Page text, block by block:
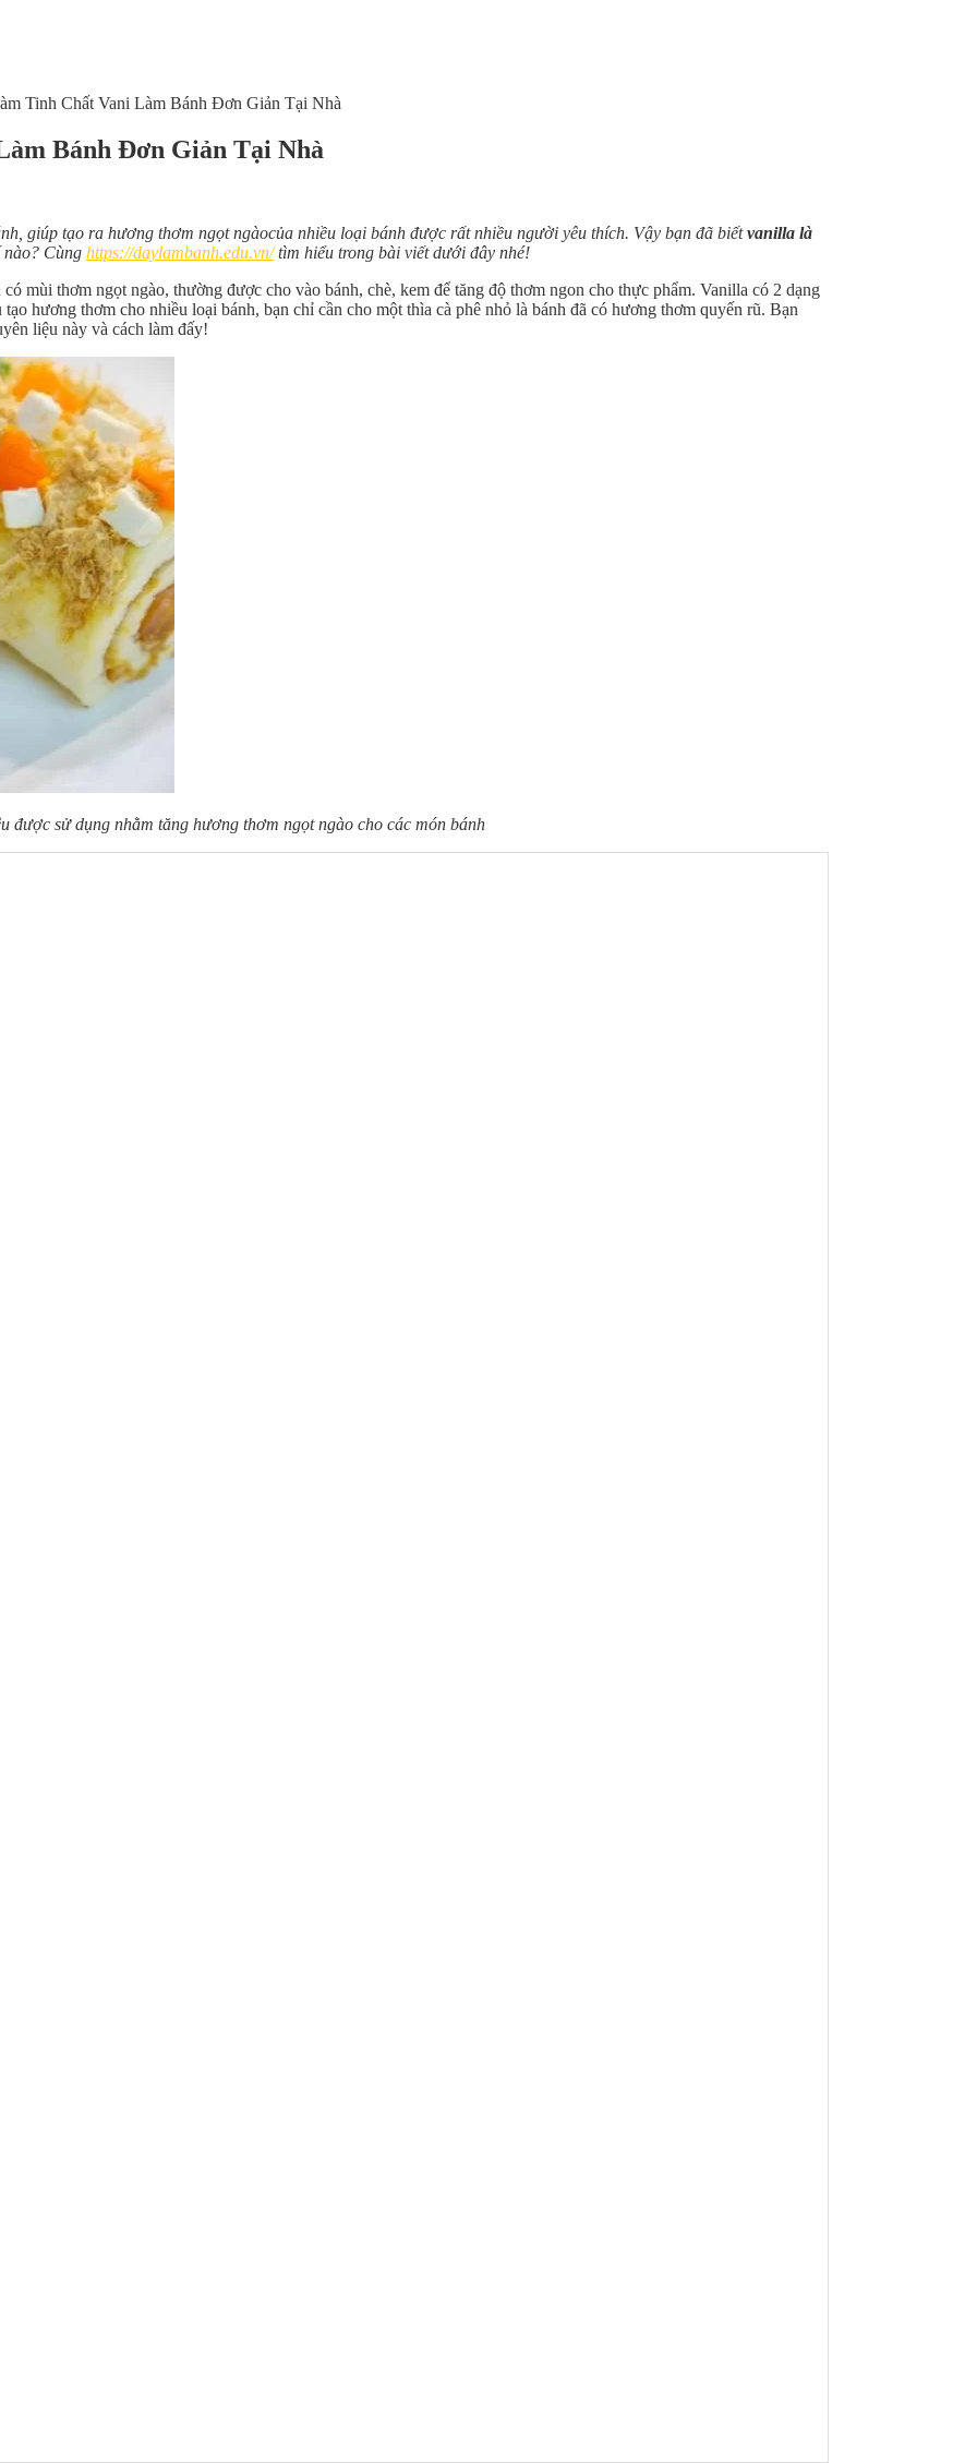
Tinh Chất Vani Làm Bánh Đơn Giản Tại Nhà
Bánh Đơn Giản Tại Nhà
giúp tạo ra hương thơm ngọt ngàocủa nhiều loại bánh được rất nhiều người yêu thích. Vậy bạn đã biếtvanilla là
nào? Cùng https://daylambanh.edu.vn/tìm hiểu trong bài viết dưới đây nhé!
mùi thơm ngọt ngào, thường được cho vào bánh, chè, kem để tăng độ thơm ngon cho thực phẩm. Vanilla có 2 dạng
hương thơm cho nhiều loại bánh, bạn chỉ cần cho một thìa cà phê nhỏ là bánh đã có hương thơm quyến rũ. Bạn
liệu này và cách làm đấy!
được sử dụng nhằm tăng hương thơm ngọt ngào cho các món bánh